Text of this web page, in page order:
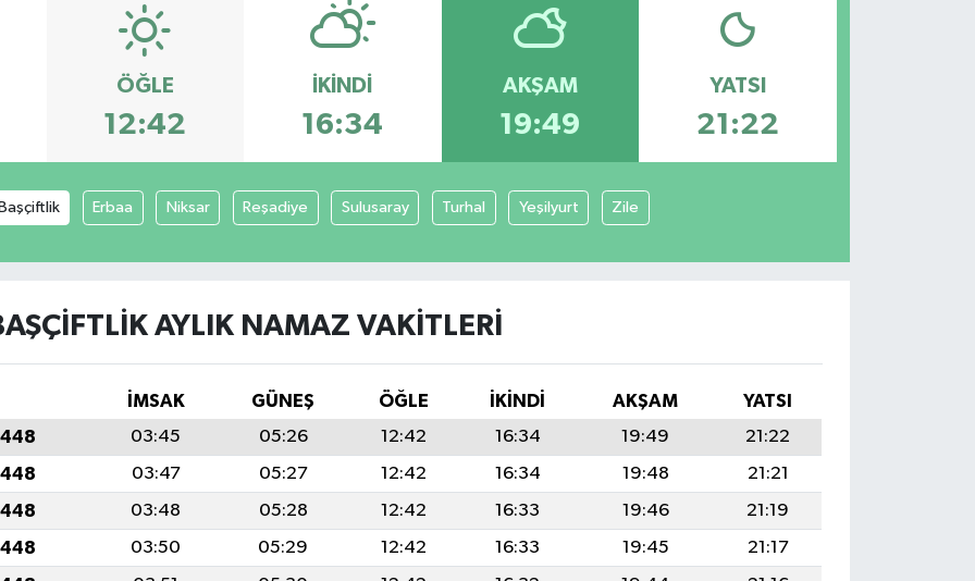
ÖĞLE
12:42
İKINDI
16:34
AKŞAM
19:49
YATSI
21:22
Başçiftlik Erbaa Niksar Reşadiye Sulusaray Turhal Yeşilyurt Zile
AYLIK NAMAZ VAKITLERI
İMSAK GÜNEŞ ÖĞLE İKINDI AKŞAM
YATSI
03:45 05:26 12:42 16:34 19:49
21:22
03:47 05:27 12:42 16:34 19:48
21:21
03:48 05:28 12:42 16:33 19:46
21:19
03:50 05:29 12:42 16:33 19:45
21:17